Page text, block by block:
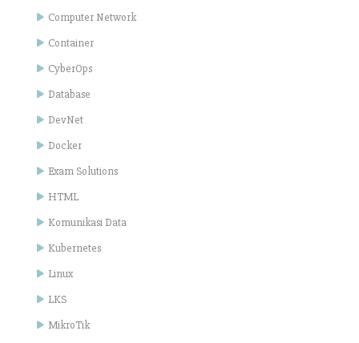
Computer Network
Container
CyberOps
Database
DevNet
Docker
Exam Solutions
HTML
Komunikasi Data
Kubernetes
Linux
LKS
MikroTik